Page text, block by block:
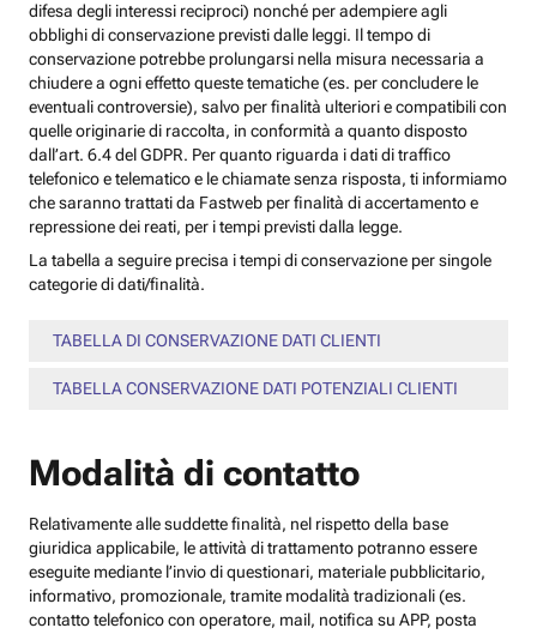
difesa degli interessi reciproci) nonché per adempiere agli
obblighi di conservazione previsti dalle leggi. Il tempo di
conservazione potrebbe prolungarsi nella misura necessaria a
chiudere a ogni effetto queste tematiche (es. per concludere le
eventuali controversie), salvo per finalità ulteriori e compatibili con
quelle originarie di raccolta, in conformità a quanto disposto
dall’art. 6.4 del GDPR. Per quanto riguarda i dati di traffico
telefonico e telematico e le chiamate senza risposta, ti informiamo
che saranno trattati da Fastweb per finalità di accertamento e
repressione dei reati, per i tempi previsti dalla legge.
La tabella a seguire precisa i tempi di conservazione per singole
categorie di dati/finalità.
TABELLA DI CONSERVAZIONE DATI CLIENTI
TABELLA CONSERVAZIONE DATI POTENZIALI CLIENTI
Modalità di contatto
Relativamente alle suddette finalità, nel rispetto della base
giuridica applicabile, le attività di trattamento potranno essere
eseguite mediante l’invio di questionari, materiale pubblicitario,
informativo, promozionale, tramite modalità tradizionali (es.
contatto telefonico con operatore, mail, notifica su APP, posta